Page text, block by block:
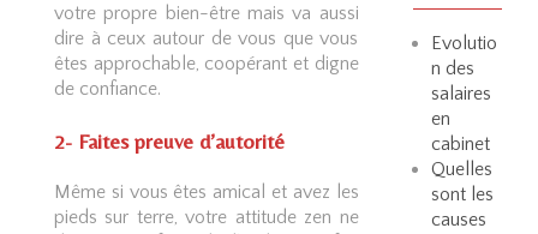
votre propre bien-être mais va aussi
dire à ceux autour de vous que vous
êtes approchable, coopérant et digne
de confiance.
2- Faites preuve d’autorité
Même si vous êtes amical et avez les
pieds sur terre, votre attitude zen ne
Evolutio
n des
salaires
en
cabinet
Quelles
sont les
causes